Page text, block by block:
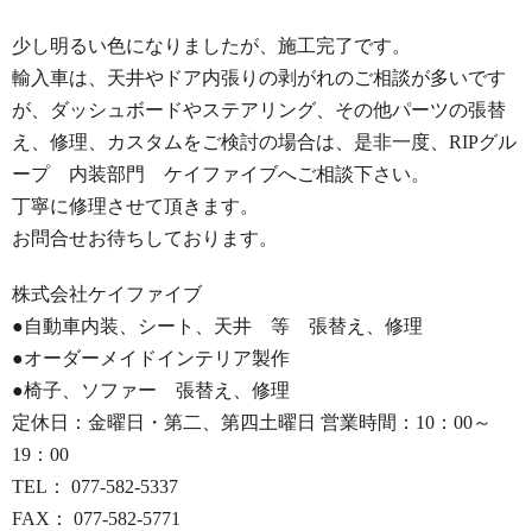
少し明るい色になりましたが、施工完了です。
輸入車は、天井やドア内張りの剥がれのご相談が多いです
が、ダッシュボードやステアリング、その他パーツの張替
え、修理、カスタムをご検討の場合は、是非一度、RIPグル
ープ 内装部門 ケイファイブへご相談下さい。
丁寧に修理させて頂きます。
お問合せお待ちしております。
株式会社ケイファイブ
●自動車内装、シート、天井 等 張替え、修理
●オーダーメイドインテリア製作
●椅子、ソファー 張替え、修理
定休日：金曜日・第二、第四土曜日 営業時間：10：00～
19：00
TEL： 077-582-5337
FAX： 077-582-5771